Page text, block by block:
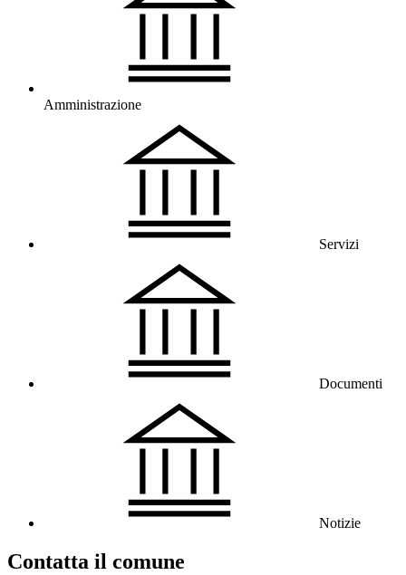
Amministrazione
Servizi
Documenti
Notizie
Contatta il comune